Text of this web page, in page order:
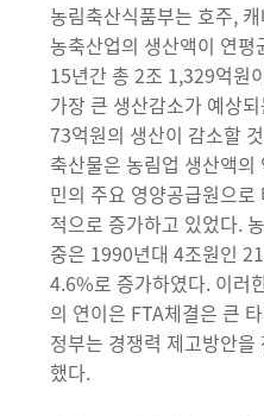
농림축산식품부는 호주,
농축산업의 생산액이 연
15년간 총 2조 1,329억원
가장 큰 생산감소가 예상
73억원의 생산이 감소할
축산물은 농림업 생산액
민의 주요 영양공급원으
적으로 증가하고 있었다.
중은 1990년대 4조원인
4.6%로 증가하였다. 이러
의 연이은 FTA체결은 큰
정부는 경쟁력 제고방안
했다.